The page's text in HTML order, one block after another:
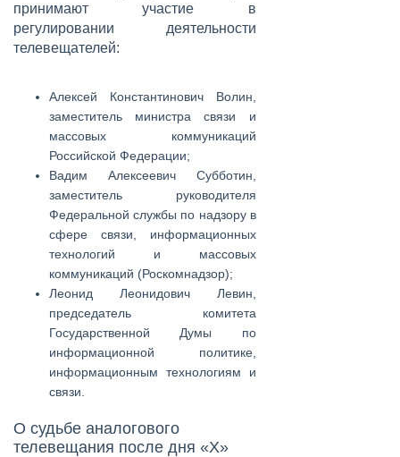
принимают участие в
регулировании деятельности
телевещателей:
Алексей Константинович Волин,
заместитель министра связи и
массовых коммуникаций
Российской Федерации;
Вадим Алексеевич Субботин,
заместитель руководителя
Федеральной службы по надзору в
сфере связи, информационных
технологий и массовых
коммуникаций (Роскомнадзор);
Леонид Леонидович Левин,
председатель комитета
Государственной Думы по
информационной политике,
информационным технологиям и
связи.
О судьбе аналогового
телевещания после дня «Х»